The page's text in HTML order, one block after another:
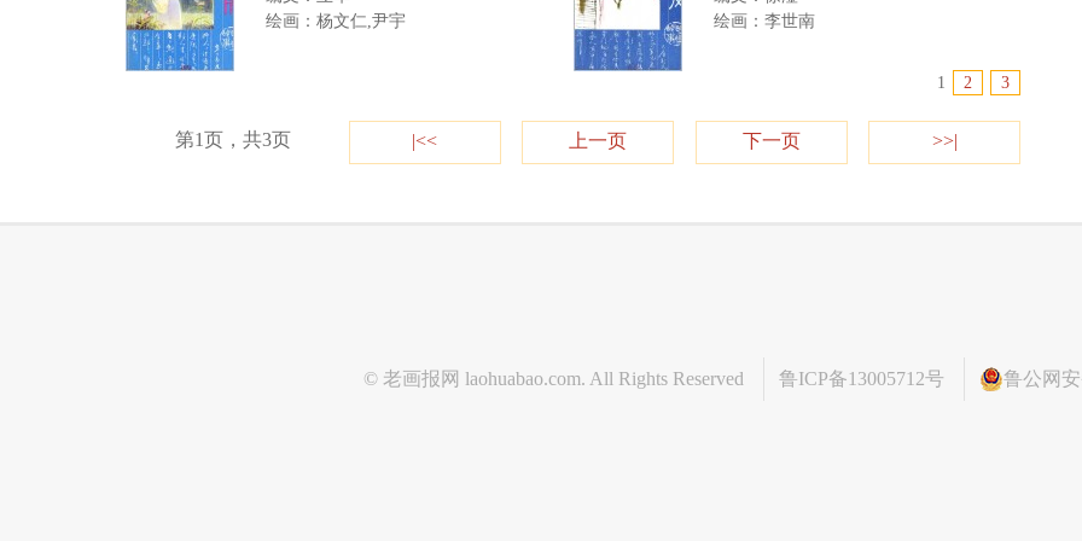
绘画：杨文仁,尹宇
绘画：李世南
1 2 3
第1页，共3页 |<< 上一页 下一页 >>|
© 老画报网 laohuabao.com. All Rights Reserved 鲁ICP备13005712号 鲁公网安